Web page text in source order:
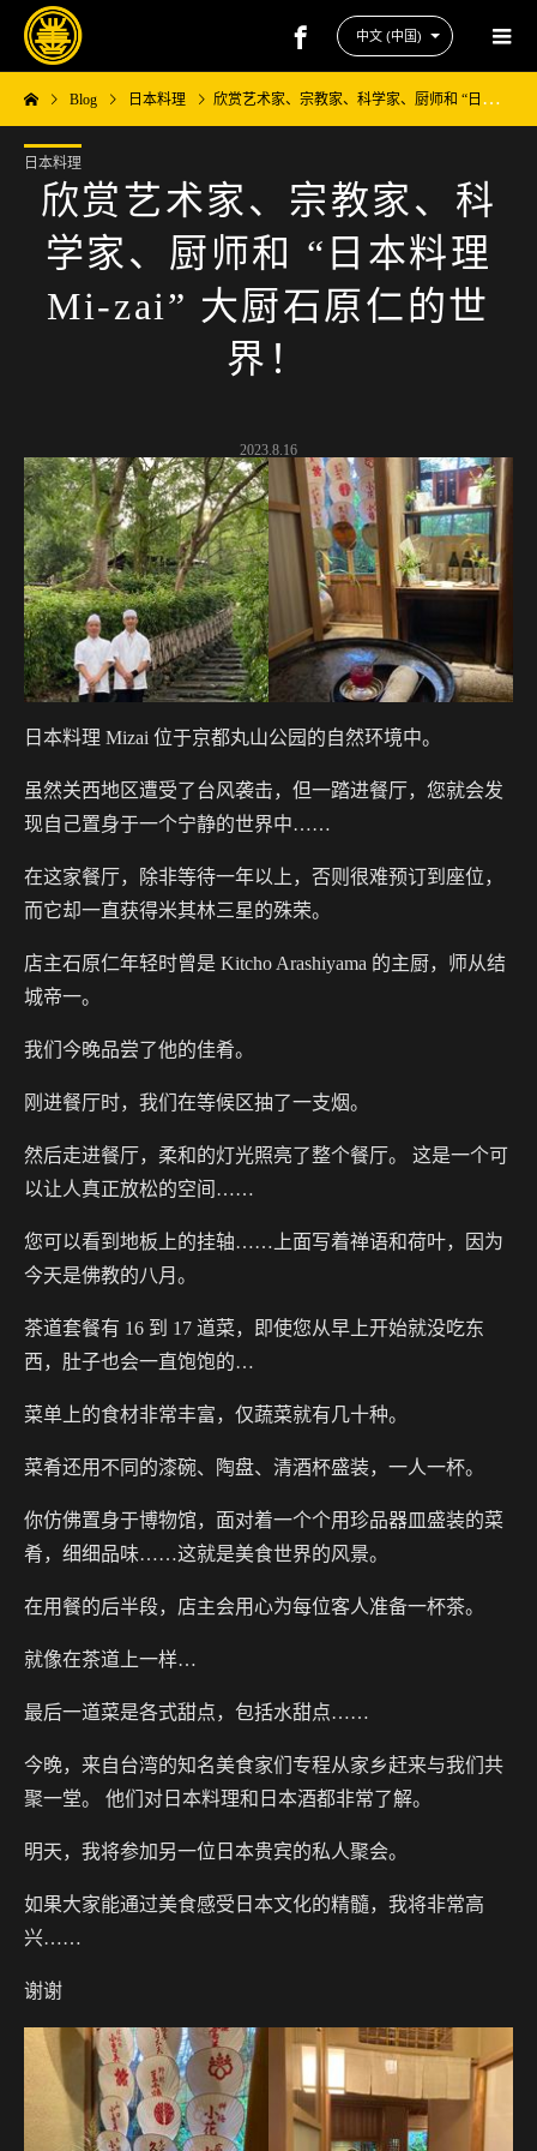
Blog 日本料理 欣赏艺术家、宗教家、科学家、厨师和 “日本料理 Mi-zai” 大厨石原仁的世界！
日本料理
欣赏艺术家、宗教家、科
学家、厨师和 “日本料理
Mi-zai” 大厨石原仁的世
界！
2023.8.16
日本料理 Mizai 位于京都丸山公园的自然环境中。
虽然关西地区遭受了台风袭击，但一踏进餐厅，您就会发
现自己置身于一个宁静的世界中……
在这家餐厅，除非等待一年以上，否则很难预订到座位，
而它却一直获得米其林三星的殊荣。
店主石原仁年轻时曾是 Kitcho Arashiyama 的主厨，师从结
城帝一。
我们今晚品尝了他的佳肴。
刚进餐厅时，我们在等候区抽了一支烟。
然后走进餐厅，柔和的灯光照亮了整个餐厅。 这是一个可
以让人真正放松的空间……
您可以看到地板上的挂轴……上面写着禅语和荷叶，因为
今天是佛教的八月。
茶道套餐有 16 到 17 道菜，即使您从早上开始就没吃东
西，肚子也会一直饱饱的…
菜单上的食材非常丰富，仅蔬菜就有几十种。
菜肴还用不同的漆碗、陶盘、清酒杯盛装，一人一杯。
你仿佛置身于博物馆，面对着一个个用珍品器皿盛装的菜
肴，细细品味……这就是美食世界的风景。
在用餐的后半段，店主会用心为每位客人准备一杯茶。
就像在茶道上一样…
最后一道菜是各式甜点，包括水甜点……
今晚，来自台湾的知名美食家们专程从家乡赶来与我们共
聚一堂。 他们对日本料理和日本酒都非常了解。
明天，我将参加另一位日本贵宾的私人聚会。
如果大家能通过美食感受日本文化的精髓，我将非常高
兴……
谢谢